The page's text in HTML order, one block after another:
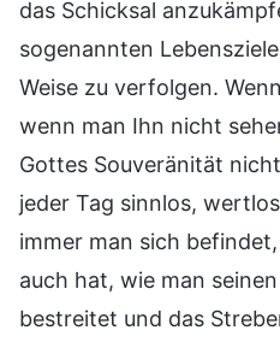
das Schicksal
sogenannten
Weise zu verfolgen.
wenn man Ihn nicht
Gottes Souveränität
jeder Tag sinnlos,
immer man sich
auch hat, wie man
bestreitet und das